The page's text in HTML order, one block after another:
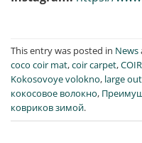
This entry was posted in News
coco coir mat,coir carpet,
Kokosovoye volokno, large
кокосовое волокно,
ковриков зимой.